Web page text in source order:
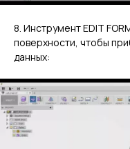
8. Инструмент EDIT
поверхности, чтобы
данных: